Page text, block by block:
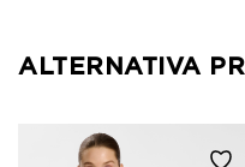
ALTERNATIVA